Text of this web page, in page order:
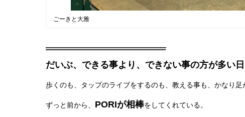
ごーきと大雅
だいぶ、できる事より、できない事の方が多い日
歩くのも、タップのライブをするのも、教える事も、かなり足
ずっと前から、 PORIが相棒をしてくれている。